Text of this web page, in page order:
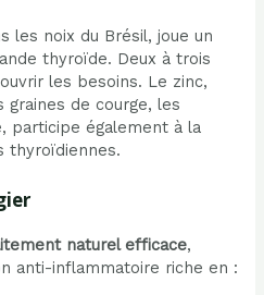
les noix du Brésil, joue un
thyroïde. Deux à trois
les besoins. Le zinc,
graines de courge, les
participe également à la
thyroïdiennes.
naturel efficace,
anti-inflammatoire riche en :